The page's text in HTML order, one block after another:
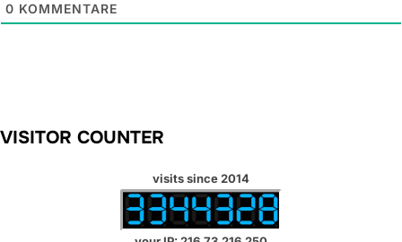
0 KOMMENTARE
VISITOR COUNTER
visits since 2014